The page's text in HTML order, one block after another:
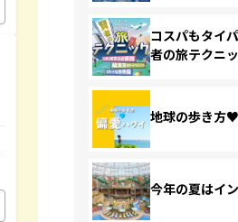
コスパもタイ
者の旅テクニ
地球の歩き方
今年の夏はイ